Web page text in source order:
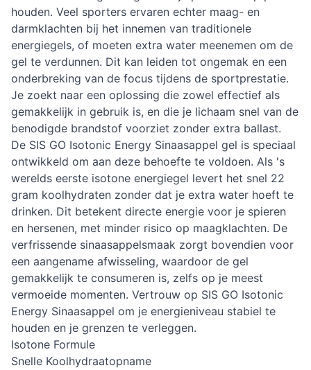
houden. Veel sporters ervaren echter maag- en
darmklachten bij het innemen van traditionele
energiegels, of moeten extra water meenemen om de
gel te verdunnen. Dit kan leiden tot ongemak en een
onderbreking van de focus tijdens de sportprestatie.
Je zoekt naar een oplossing die zowel effectief als
gemakkelijk in gebruik is, en die je lichaam snel van de
benodigde brandstof voorziet zonder extra ballast.
De SIS GO Isotonic Energy Sinaasappel gel is speciaal
ontwikkeld om aan deze behoefte te voldoen. Als 's
werelds eerste isotone energiegel levert het snel 22
gram koolhydraten zonder dat je extra water hoeft te
drinken. Dit betekent directe energie voor je spieren
en hersenen, met minder risico op maagklachten. De
verfrissende sinaasappelsmaak zorgt bovendien voor
een aangename afwisseling, waardoor de gel
gemakkelijk te consumeren is, zelfs op je meest
vermoeide momenten. Vertrouw op SIS GO Isotonic
Energy Sinaasappel om je energieniveau stabiel te
houden en je grenzen te verleggen.
Isotone Formule
Snelle Koolhydraatopname